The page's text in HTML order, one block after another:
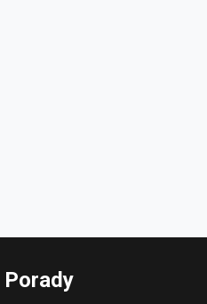
Porady